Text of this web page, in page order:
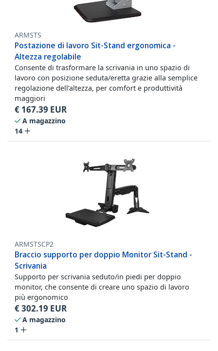
ARMSTS
Postazione di lavoro Sit-Stand ergonomica -
Altezza regolabile
Consente di trasformare la scrivania in uno spazio di
lavoro con posizione seduta/eretta grazie alla semplice
regolazione dell’altezza, per comfort e produttività
maggiori
€ 167.39 EUR
A magazzino
14
ARMSTSCP2
Braccio supporto per doppio Monitor Sit-Stand -
Scrivania
Supporto per scrivania seduto/in piedi per doppio
monitor, che consente di creare uno spazio di lavoro
più ergonomico
€302.19 EUR
A magazzino
1